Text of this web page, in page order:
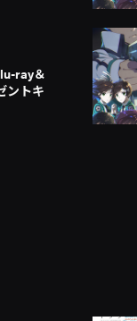
ray＆
ントキ